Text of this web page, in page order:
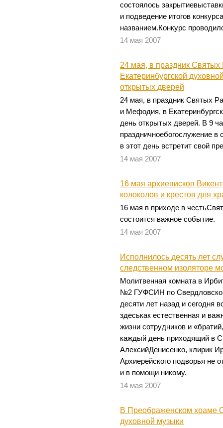
состоялось
и подведение итогов
названием.Конкурс
14 мая 2007
24 мая, в праздник
Екатеринбургской
открытых дверей
24 мая, в праздник Святых
и Мефодия, в
день открытых дверей. В 9
праздничноебогослужение
в этот день встретит свой
14 мая 2007
16 мая архиепископ
колоколов и крестов для
16 мая в приходе в
состоится важное событие.
14 мая 2007
Исполнилось десять лет
следственном изоляторе
Молитвенная комната в
№2 ГУФСИН по
десяти лет назад и сегодня
здеськак естественная и
жизни сотрудников и
каждый день приходящий в
АлексийДенисенко, клирик
Архиерейского подворья не
и в помощи никому.
14 мая 2007
В Преображенском храме
духовной музыки